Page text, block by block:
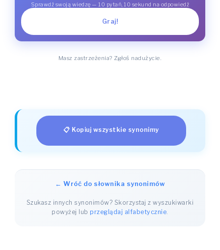
Sprawdź swoją wiedzę — 10 pytań, 10 sekund na odpowiedź
Graj!
Masz zastrzeżenia? Zgłoś nadużycie.
📋 Kopiuj wszystkie synonimy
← Wróć do słownika synonimów
Szukasz innych synonimów? Skorzystaj z wyszukiwarki
powyżej lubprzeglądaj alfabetycznie